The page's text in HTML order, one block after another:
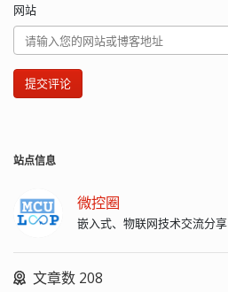
网站
提交评论
站点信息
微控圈
嵌入式、物联网技术交流分享
文章数 208